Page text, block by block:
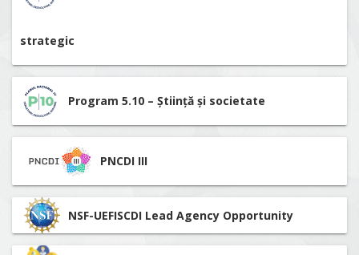
strategic
Program 5.10 – Știință și societate
PNCDI III
NSF-UEFISCDI Lead Agency Opportunity